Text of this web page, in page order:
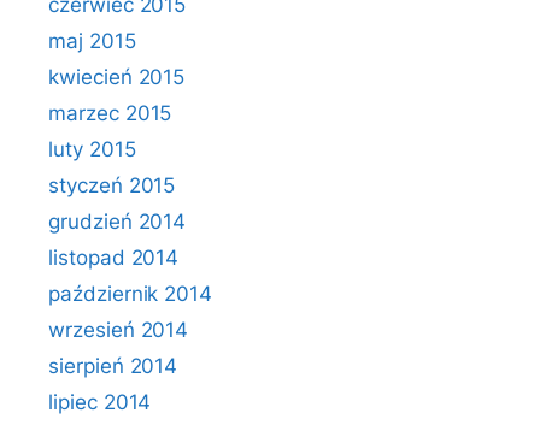
czerwiec 2015
maj 2015
kwiecień 2015
marzec 2015
luty 2015
styczeń 2015
grudzień 2014
listopad 2014
październik 2014
wrzesień 2014
sierpień 2014
lipiec 2014